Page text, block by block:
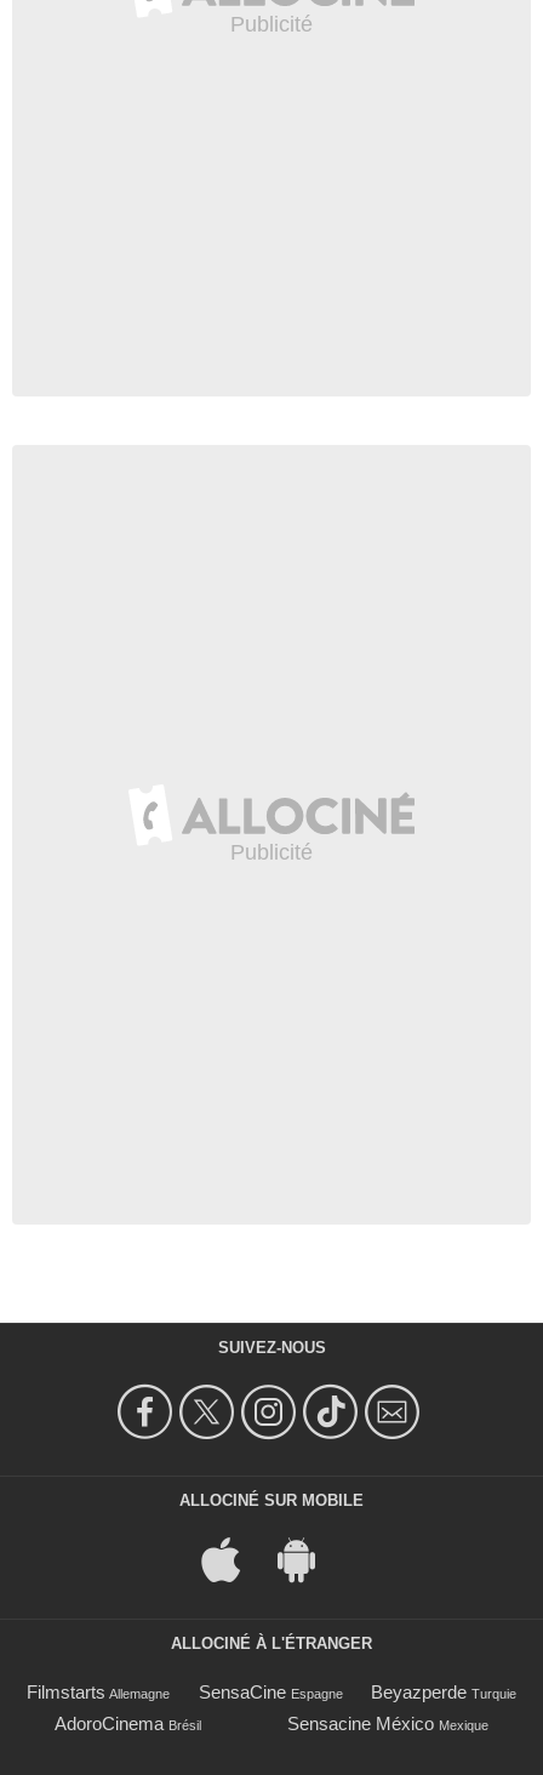
SUIVEZ-NOUS
ALLOCINÉ SUR MOBILE
ALLOCINÉ À L'ÉTRANGER
Filmstarts Allemagne SensaCine Espagne Beyazperde Turquie
AdoroCinema Brésil Sensacine México Mexique